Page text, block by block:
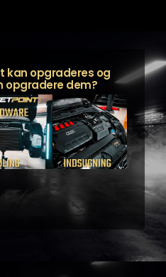
kan opgraderes og
opgradere dem?